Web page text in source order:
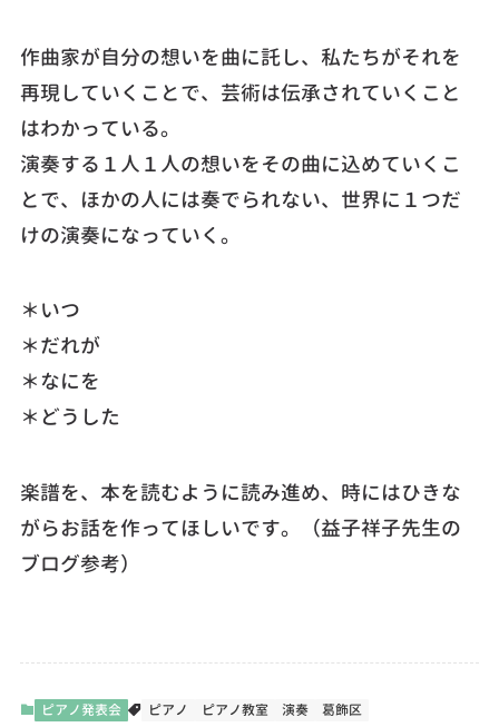
作曲家が自分の想いを曲に託し、私たちがそれを
再現していくことで、芸術は伝承されていくこと
はわかっている。
演奏する１人１人の想いをその曲に込めていくこ
とで、ほかの人には奏でられない、世界に１つだ
けの演奏になっていく。
＊いつ
＊だれが
＊なにを
＊どうした
楽譜を、本を読むように読み進め、時にはひきな
がらお話を作ってほしいです。（益子祥子先生の
ブログ参考）
ピアノ発表会 ピアノ ピアノ教室 演奏 葛飾区